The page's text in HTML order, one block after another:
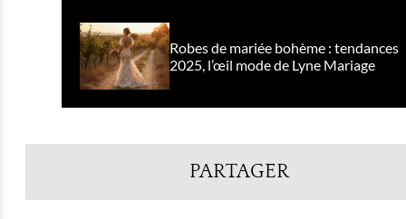
Robes de mariée bohème : tendances
2025, l’œil mode de Lyne Mariage
PARTAGER